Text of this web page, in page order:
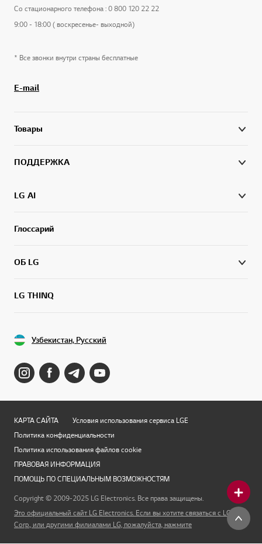
Со стационарного телефона : 0 800 120 22 22
9:00 - 18:00 ( воскресенье- выходной)
* Все звонки внутри страны бесплатные
E-mail
Товары
ПОДДЕРЖКА
LG AI
Глоссарий
ОБ LG
LG THINQ
Узбекистан, Русский
КАРТА САЙТА
Условия использования сервиса LGE
Политика конфиденциальности
Политика использования файлов cookie
ПРАВОВАЯ ИНФОРМАЦИЯ
ПОМОЩЬ ПО СПЕЦИАЛЬНЫМ ВОЗМОЖНОСТЯМ
Copyright © 2009-2025 LG Electronics. Все права защищены.
Это официальный сайт LG Electronics. Если вы хотите связаться с LG
Corp., или другими филиалами LG, пожалуйста, нажмите